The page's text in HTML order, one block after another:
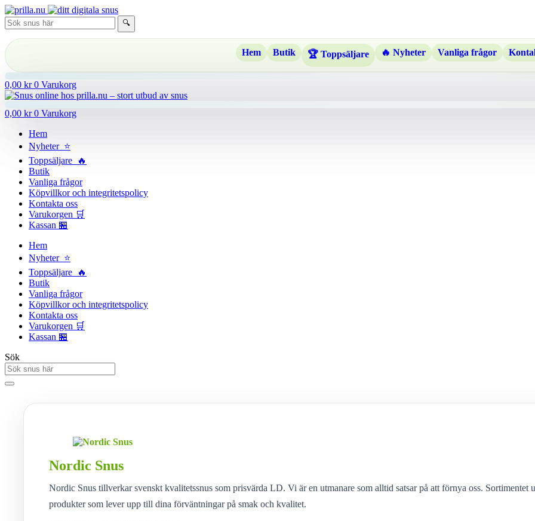
Hoppa
till
innehåll
🔍
Hem Butik 🏆 Toppsäljare 🔥 Nyheter Vanliga frågor
0,00 kr 0 Varukorg
0,00 kr 0 Varukorg
Hem
Nyheter ⭐
Toppsäljare 🔥
Butik
Vanliga frågor
Köpvillkor och integritetspolicy
Kontakta oss
Varukorgen 🛒
Kassan 🏪
Hem
Nyheter ⭐
Toppsäljare 🔥
Butik
Vanliga frågor
Köpvillkor och integritetspolicy
Kontakta oss
Varukorgen 🛒
Kassan 🏪
Sök
Nordic Snus
Nordic Snus tillverkar svenskt kvalitetssnus som prisvärda LD. Vi är en utmanare som alltid satsar på att förnya oss.
produkter som lever upp till dina förväntningar på smak och kvalitet.